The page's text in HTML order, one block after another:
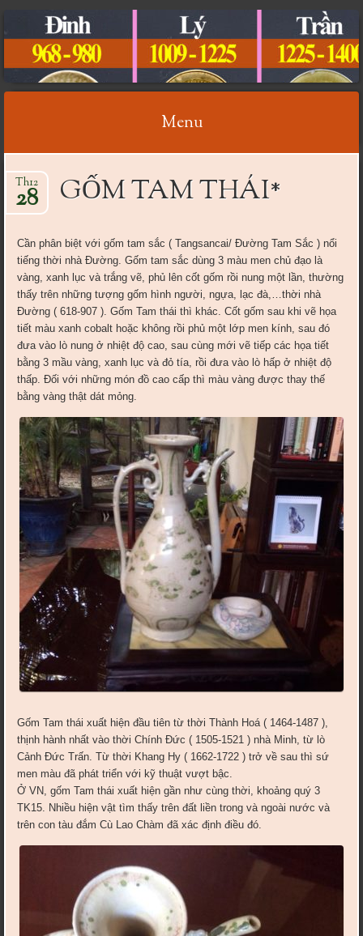
CỔ VẬT VIỆT NAM
Menu
to
content
GỐM TAM THÁI*
Th12
28
Cần phân biệt với gốm tam sắc ( Tangsancai/ Đường Tam Sắc ) nổi
tiếng thời nhà Đường. Gốm tam sắc dùng 3 màu men chủ đạo là
vàng, xanh lục và trắng vẽ, phủ lên cốt gốm rồi nung một lần, thường
thấy trên những tượng gốm hình người, ngựa, lạc đà,…thời nhà
Đường ( 618-907 ). Gốm Tam thái thì khác. Cốt gốm sau khi vẽ họa
tiết màu xanh cobalt hoặc không rồi phủ một lớp men kính, sau đó
đưa vào lò nung ở nhiệt độ cao, sau cùng mới vẽ tiếp các họa tiết
bằng 3 mầu vàng, xanh lục và đỏ tía, rồi đưa vào lò hấp ở nhiệt độ
thấp. Đối với những món đồ cao cấp thì màu vàng được thay thế
bằng vàng thật dát mỏng.
Gốm Tam thái xuất hiện đầu tiên từ thời Thành Hoá ( 1464-1487 ),
thịnh hành nhất vào thời Chính Đức ( 1505-1521 ) nhà Minh, từ lò
Cảnh Đức Trấn. Từ thời Khang Hy ( 1662-1722 ) trở về sau thì sứ
men màu đã phát triển với kỹ thuật vượt bậc.
Ở VN, gốm Tam thái xuất hiện gần như cùng thời, khoảng quý 3
TK15. Nhiều hiện vật tìm thấy trên đất liền trong và ngoài nước và
trên con tàu đắm Cù Lao Chàm đã xác định điều đó.